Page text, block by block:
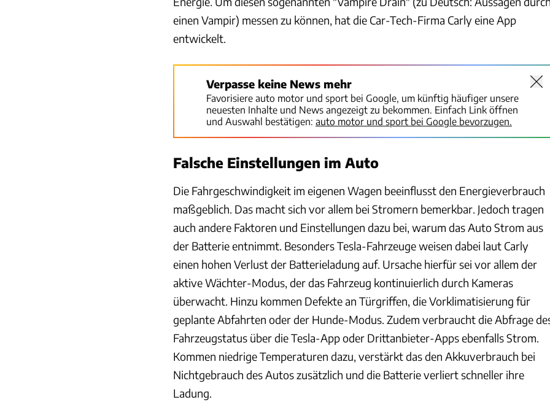
einen Vampir) messen zu können, hat die Car-Tech-Firma Carly eine App
entwickelt.
Verpasse keine News mehr
Favorisiere auto motor und sport bei Google, um künftig häufiger unsere
neuesten Inhalte und News angezeigt zu bekommen. Einfach Link öffnen
und Auswahl bestätigen: auto motor und sport bei Google bevorzugen.
Falsche Einstellungen im Auto
Die Fahrgeschwindigkeit im eigenen Wagen beeinflusst den Energieverbrauch
maßgeblich. Das macht sich vor allem bei Stromern bemerkbar. Jedoch tragen
auch andere Faktoren und Einstellungen dazu bei, warum das Auto Strom aus
der Batterie entnimmt. Besonders Tesla-Fahrzeuge weisen dabei laut Carly
einen hohen Verlust der Batterieladung auf. Ursache hierfür sei vor allem der
aktive Wächter-Modus, der das Fahrzeug kontinuierlich durch Kameras
überwacht. Hinzu kommen Defekte an Türgriffen, die Vorklimatisierung für
geplante Abfahrten oder der Hunde-Modus. Zudem verbraucht die Abfrage
Fahrzeugstatus über die Tesla-App oder Drittanbieter-Apps ebenfalls Strom.
Kommen niedrige Temperaturen dazu, verstärkt das den Akkuverbrauch bei
Nichtgebrauch des Autos zusätzlich und die Batterie verliert schneller ihre
Ladung.